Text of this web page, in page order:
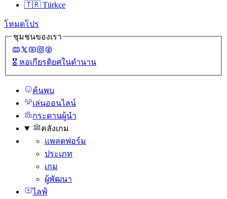
🇹🇷 Türkçe
โหมดโปร
ชุมชนของเรา
🎖️ หอเกียรติยศในตํานาน
ค้นพบ
เล่นออนไลน์
กระดานผู้นํา
คลังเกม
แพลตฟอร์ม
ประเภท
เกม
ผู้พัฒนา
ไลฟ์